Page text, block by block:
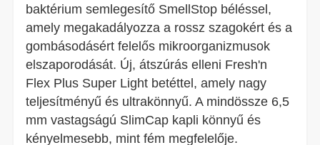
baktérium semlegesítő SmellStop béléssel,
amely megakadályozza a rossz szagokért és a
gombásodásért felelős mikroorganizmusok
elszaporodását. Új, átszúrás elleni Fresh'n
Flex Plus Super Light betéttel, amely nagy
teljesítményű és ultrakönnyű. A mindössze 6,5
mm vastagságú SlimCap kapli könnyű és
kényelmesebb, mint fém megfelelője.